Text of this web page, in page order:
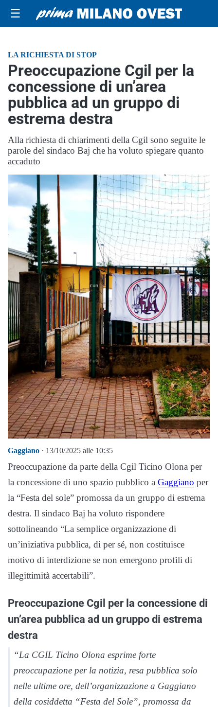
☰
LA RICHIESTA DI STOP
Preoccupazione Cgil per la
concessione di un’area
pubblica ad un gruppo di
estrema destra
Alla richiesta di chiarimenti della Cgil sono seguite le
parole del sindaco Baj che ha voluto spiegare quanto
accaduto
Gaggiano · 13/10/2025 alle 10:35
Preoccupazione da parte della Cgil Ticino Olona per
la concessione di uno spazio pubblico a Gaggiano per
la “Festa del sole” promossa da un gruppo di estrema
destra. Il sindaco Baj ha voluto rispondere
sottolineando “La semplice organizzazione di
un’iniziativa pubblica, di per sé, non costituisce
motivo di interdizione se non emergono profili di
illegittimità accertabili”.
Preoccupazione Cgil per la concessione di
un’area pubblica ad un gruppo di estrema
destra
“La CGIL Ticino Olona esprime forte
preoccupazione per la notizia, resa pubblica solo
nelle ultime ore, dell’organizzazione a Gaggiano
della cosiddetta “Festa del Sole”, promossa da